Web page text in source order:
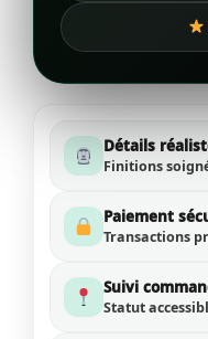
Détails
Finitions
Paiement
Transactions
Suivi
Statut